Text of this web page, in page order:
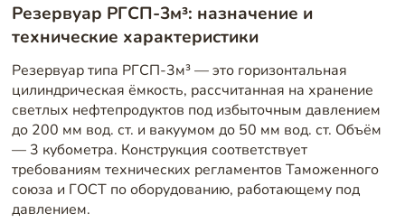
Резервуар РГСП-3м³: назначение и
технические характеристики
Резервуар типа РГСП-3м³ — это горизонтальная
цилиндрическая ёмкость, рассчитанная на хранение
светлых нефтепродуктов под избыточным давлением
до 200 мм вод. ст. и вакуумом до 50 мм вод. ст. Объём
— 3 кубометра. Конструкция соответствует
требованиям технических регламентов Таможенного
союза и ГОСТ по оборудованию, работающему под
давлением.